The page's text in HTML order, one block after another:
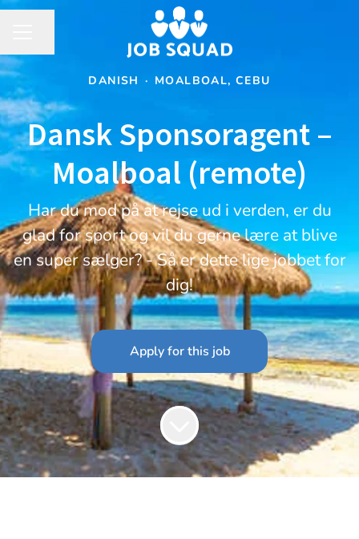
DANISH · MOALBOAL, CEBU
Dansk Sponsoragent –
Moalboal (remote)
Har du mod på at rejse ud i verden, er du
glad for sport og vil du gerne lære at blive
en super sælger? - Så er dette lige jobbet for
dig!
Apply for this job